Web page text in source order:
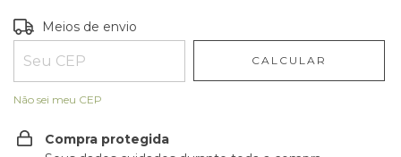
Entregas para o CEP:
Meios de envio
CALCULAR
Não sei meu CEP
Compra protegida